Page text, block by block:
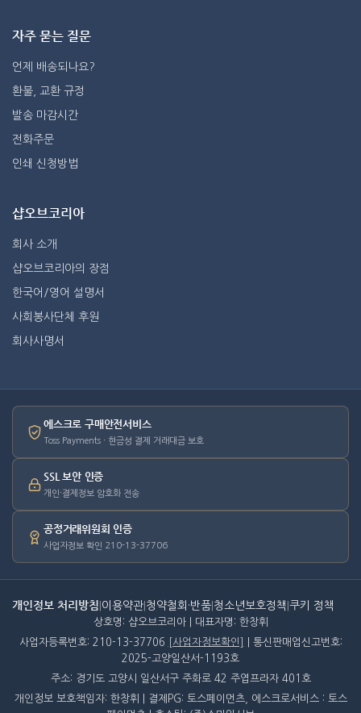
자주 묻는 질문
언제 배송되나요?
환불, 교환 규정
발송 마감시간
전화주문
인쇄 신청방법
샵오브코리아
회사 소개
샵오브코리아의 장점
한국어/영어 설명서
사회봉사단체 후원
회사사명서
에스크로 구매안전서비스
Toss Payments · 현금성 결제 거래대금 보호
SSL 보안 인증
개인·결제정보 암호화 전송
공정거래위원회 인증
사업자정보 확인 210-13-37706
개인정보 처리방침 이용약관 청약철회·반품 청소년보호정책 쿠키 정책
상호명: 샵오브코리아 | 대표자명: 한창휘
사업자등록번호: 210-13-37706
[사업자정보확인]
| 통신판매업신고번호:
2025-고양일산서-1193호
주소: 경기도 고양시 일산서구 주화로 42 주엽프라자 401호
개인정보 보호책임자: 한창휘 | 결제PG: 토스페이먼츠, 에스크로서비스 : 토스